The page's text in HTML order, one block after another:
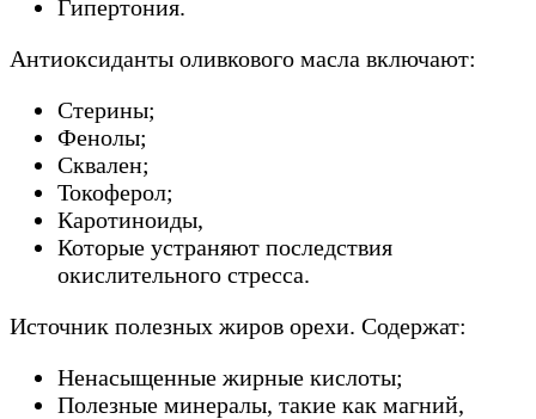
Гипертония.
Антиоксиданты оливкового масла включают:
Стерины;
Фенолы;
Сквален;
Токоферол;
Каротиноиды,
Которые устраняют последствия
окислительного стресса.
Источник полезных жиров орехи. Содержат:
Ненасыщенные жирные кислоты;
Полезные минералы, такие как магний,